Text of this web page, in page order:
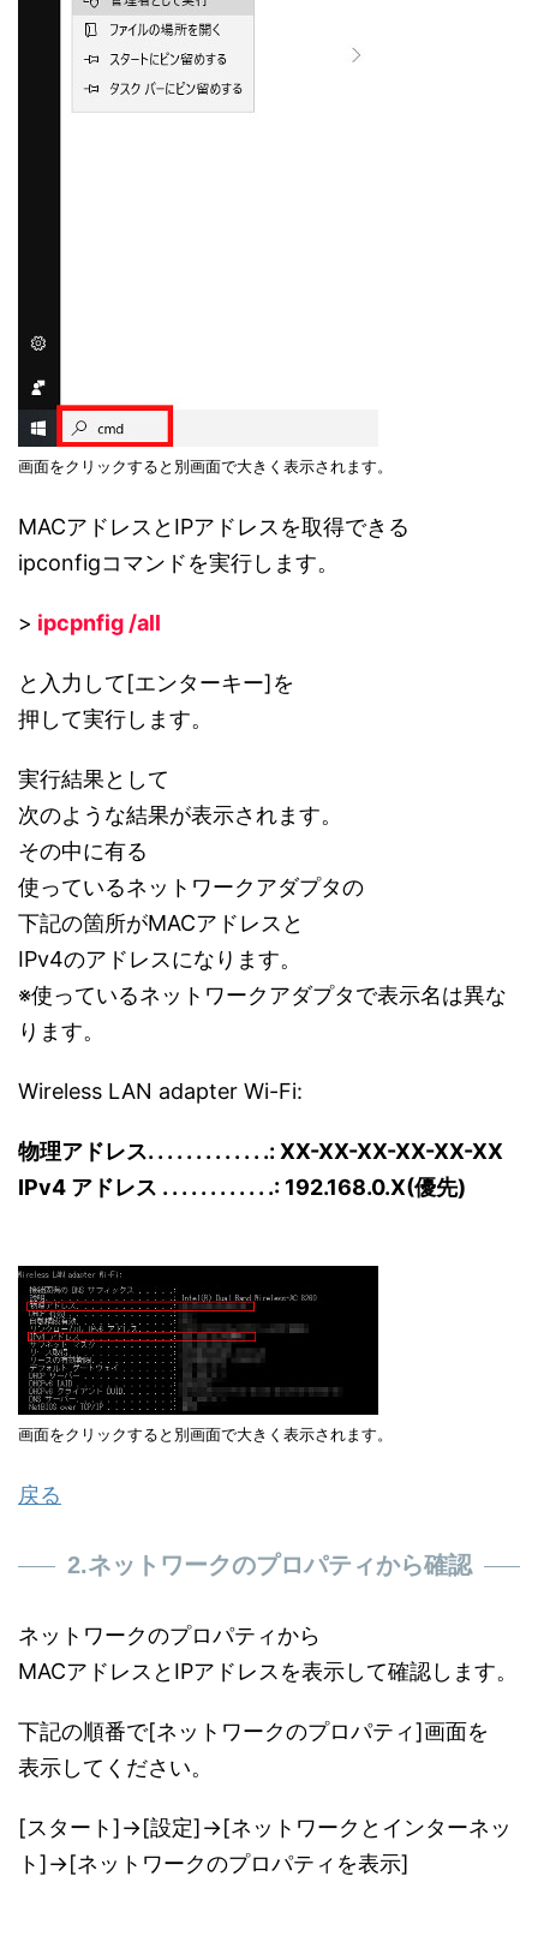
画面をクリックすると別画面で大きく表示されます。
MACアドレスとIPアドレスを取得できる
ipconfigコマンドを実行します。
> ipcpnfig /all
と入力して[エンターキー]を
押して実行します。
実行結果として
次のような結果が表示されます。
その中に有る
使っているネットワークアダプタの
下記の箇所がMACアドレスと
IPv4のアドレスになります。
※使っているネットワークアダプタで表示名は異な
ります。
Wireless LAN adapter Wi-Fi:
物理アドレス. . . . . . . . . . . . .: XX-XX-XX-XX-XX-XX
IPv4 アドレス . . . . . . . . . . . .: 192.168.0.X(優先)
画面をクリックすると別画面で大きく表示されます。
戻る
2.ネットワークのプロパティから確認
ネットワークのプロパティから
MACアドレスとIPアドレスを表示して確認します。
下記の順番で[ネットワークのプロパティ]画面を
表示してください。
[スタート]→[設定]→[ネットワークとインターネッ
ト]→[ネットワークのプロパティを表示]